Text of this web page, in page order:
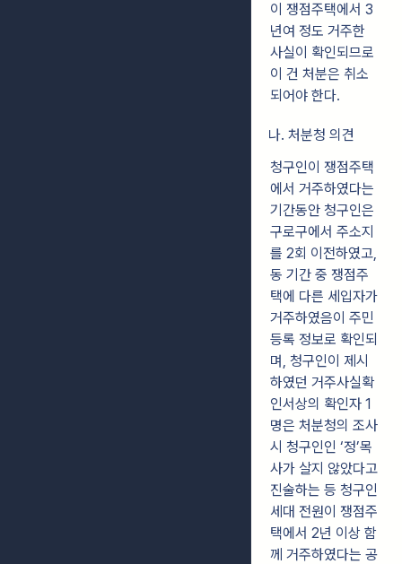
이 쟁점주택에서 3
년여 정도 거주한
사실이 확인되므로
이 건 처분은 취소
되어야 한다.
나. 처분청 의견
청구인이 쟁점주택
에서 거주하였다는
기간동안 청구인은
구로구에서 주소지
를 2회 이전하였고,
동 기간 중 쟁점주
택에 다른 세입자가
거주하였음이 주민
등록 정보로 확인되
며, 청구인이 제시
하였던 거주사실확
인서상의 확인자 1
명은 처분청의 조사
시 청구인인 ‘정’목
사가 살지 않았다고
진술하는 등 청구인
세대 전원이 쟁점주
택에서 2년 이상 함
께 거주하였다는 공